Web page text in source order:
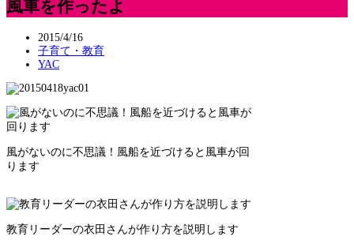
風車を作ったよ
2015/4/16
子育て・教育
YAC
風がないのに不思議！風船を近づけると風車が回
ります
教育リーダーの衣田さんが作り方を説明します